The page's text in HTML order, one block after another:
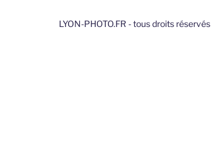
LYON-PHOTO.FR - tous droits réservés